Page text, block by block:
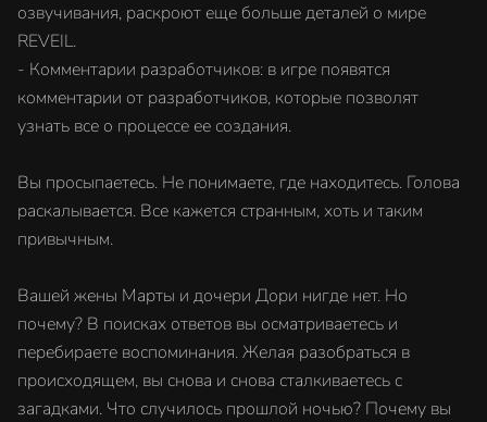
озвучивания, раскроют еще больше деталей о мире
REVEIL.
- Комментарии разработчиков: в игре появятся
комментарии от разработчиков, которые позволят
узнать все о процессе ее создания.
Вы просыпаетесь. Не понимаете, где находитесь. Голова
раскалывается. Все кажется странным, хоть и таким
привычным.
Вашей жены Марты и дочери Дори нигде нет. Но
почему? В поисках ответов вы осматриваетесь и
перебираете воспоминания. Желая разобраться в
происходящем, вы снова и снова сталкиваетесь с
загадками. Что случилось прошлой ночью? Почему вы